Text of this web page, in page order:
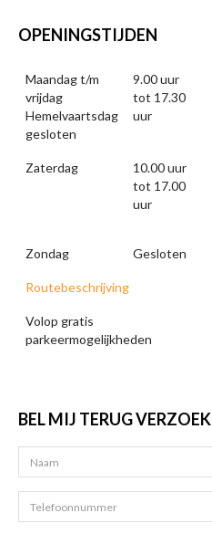
OPENINGSTIJDEN
Maandag t/m
vrijdag
Hemelvaartsdag
gesloten
9.00 uur
tot 17.30
uur
Zaterdag
10.00 uur
tot 17.00
uur
Zondag Gesloten
Routebeschrijving
Volop gratis
parkeermogelijkheden
BEL MIJ TERUG VERZOEK